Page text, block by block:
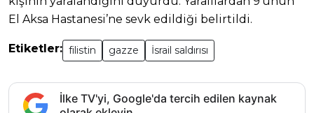
El Aksa Hastanesi’ne sevk edildiği belirtildi.
Etiketler: filistin gazze İsrail saldırısı
İlke TV'yi, Google'da tercih edilen kaynak